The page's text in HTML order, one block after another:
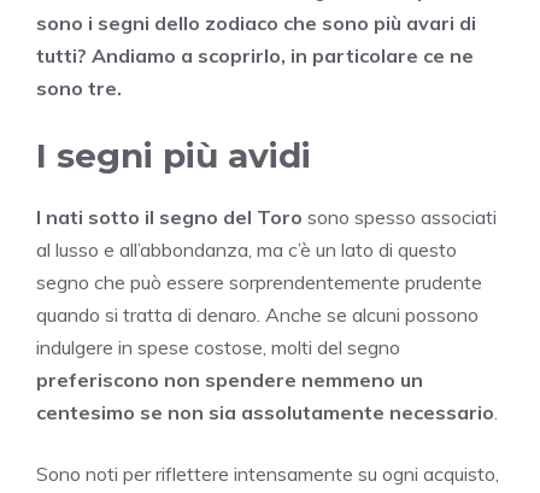
sono i segni dello zodiaco che sono più avari di
tutti? Andiamo a scoprirlo, in particolare ce ne
sono tre.
I segni più avidi
I nati sotto il segno del Toro sono spesso associati
al lusso e all’abbondanza, ma c’è un lato di questo
segno che può essere sorprendentemente prudente
quando si tratta di denaro. Anche se alcuni possono
indulgere in spese costose, molti del segno
preferiscono non spendere nemmeno un
centesimo se non sia assolutamente necessario.
Sono noti per riflettere intensamente su ogni acquisto,